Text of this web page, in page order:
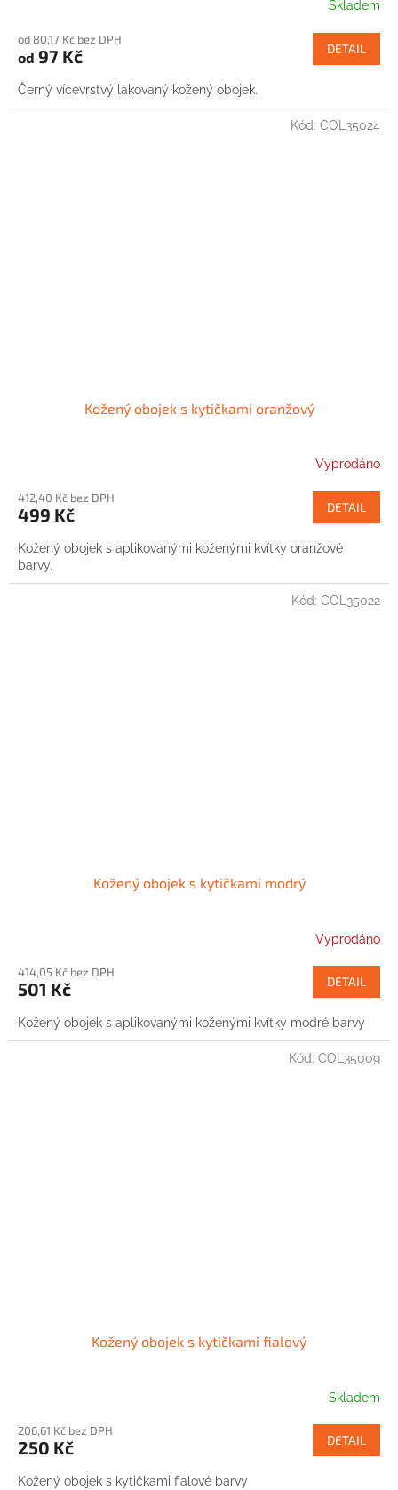
Skladem
od 80,17 Kč bez DPH
od 97 Kč DETAIL
Černý vícevrstvý lakovaný kožený obojek.
Kožený obojek s kytičkami oranžový
Vyprodáno
412,40 Kč bez DPH
499 Kč DETAIL
Kožený obojek s aplikovanými koženými kvítky oranžové
barvy.
Kód: COL35024
Kožený obojek s kytičkami modrý
Vyprodáno
414,05 Kč bez DPH
501 Kč DETAIL
Kožený obojek s aplikovanými koženými kvítky modré barvy
Kód: COL35022
Kožený obojek s kytičkami fialový
Skladem
206,61 Kč bez DPH
250 Kč DETAIL
Kožený obojek s kytičkami fialové barvy
Kód: COL35009